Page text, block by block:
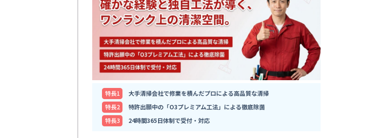
特⻑1
大手清掃会社で修業を積んだプロによる高品質な清掃
特⻑2
特許出願中の「O3プレミアム工法」による徹底除菌
特⻑3
24時間365日体制で受付・対応